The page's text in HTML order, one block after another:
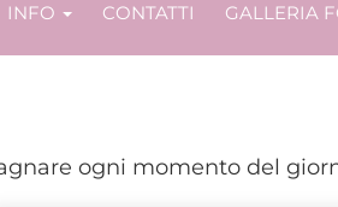
INFO CONTATTI GALLERIA
ogni momento del